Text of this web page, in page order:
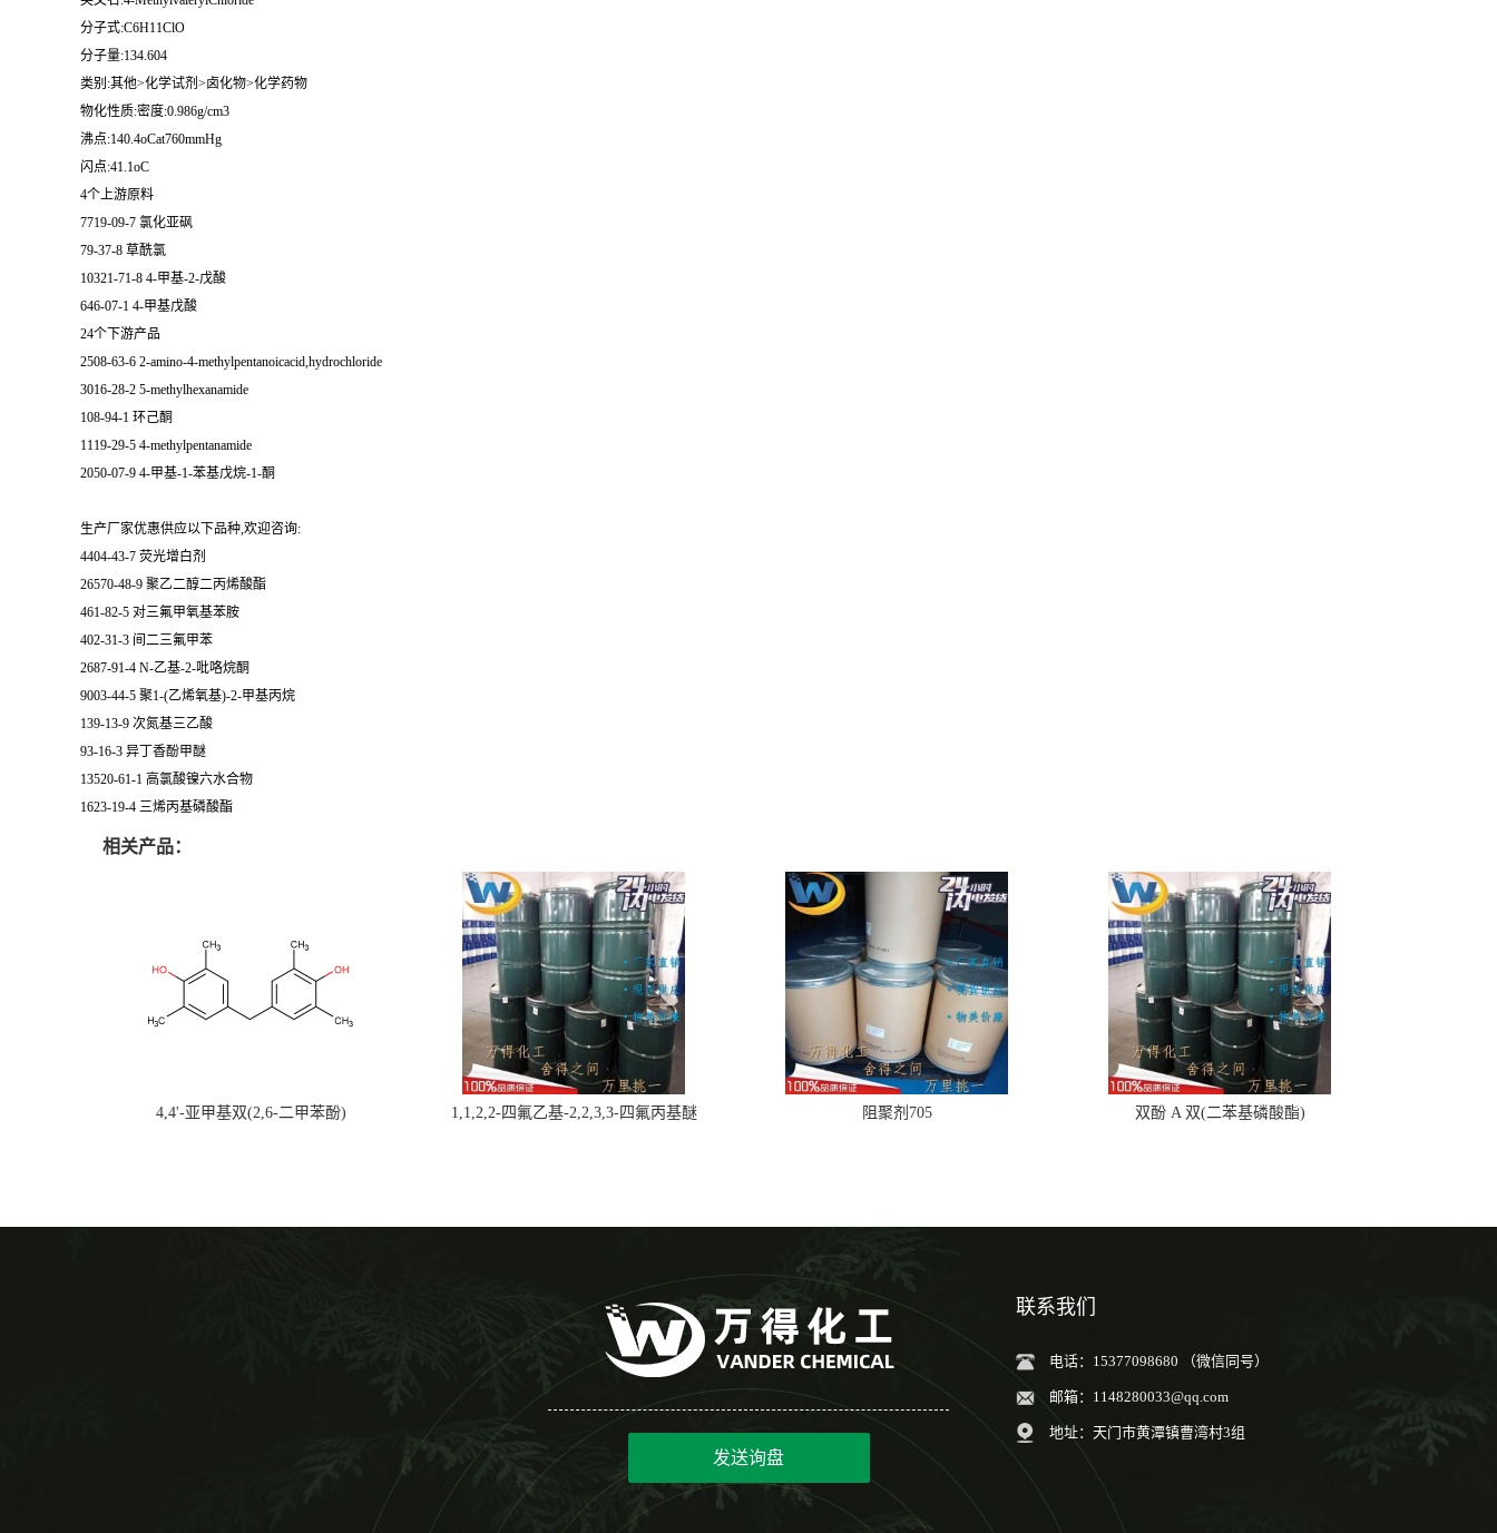
分子式:C6H11ClO
分子量:134.604
类别:其他>化学试剂>卤化物>化学药物
物化性质:密度:0.986g/cm3
沸点:140.4oCat760mmHg
闪点:41.1oC
4个上游原料
7719-09-7 氯化亚砜
79-37-8 草酰氯
10321-71-8 4-甲基-2-戊酸
646-07-1 4-甲基戊酸
24个下游产品
2508-63-6 2-amino-4-methylpentanoicacid,hydrochloride
3016-28-2 5-methylhexanamide
108-94-1 环己酮
1119-29-5 4-methylpentanamide
2050-07-9 4-甲基-1-苯基戊烷-1-酮
生产厂家优惠供应以下品种,欢迎咨询:
4404-43-7 荧光增白剂
26570-48-9 聚乙二醇二丙烯酸酯
461-82-5 对三氟甲氧基苯胺
402-31-3 间二三氟甲苯
2687-91-4 N-乙基-2-吡咯烷酮
9003-44-5 聚1-(乙烯氧基)-2-甲基丙烷
139-13-9 次氮基三乙酸
93-16-3 异丁香酚甲醚
13520-61-1 高氯酸镍六水合物
1623-19-4 三烯丙基磷酸酯
相关产品：
4,4'-亚甲基双(2,6-二甲苯酚) 1,1,2,2-四氟乙基-2,2,3,3-四氟丙基醚 阻聚剂705 双酚 A 双(二苯基磷酸酯)
发送询盘
联系我们
电话：15377098680 （微信同号）
邮箱： 1148280033@qq.com
地址：天门市黄潭镇曹湾村3组